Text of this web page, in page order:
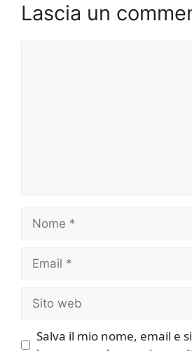
Lascia un
Nome
Email
Sito
web
Salva il mio nome, email e